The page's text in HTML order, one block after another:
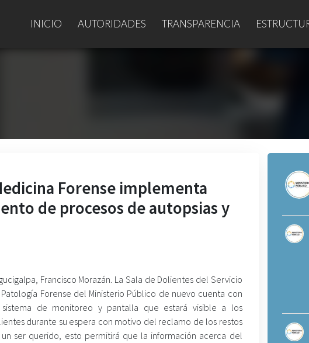
INICIO AUTORIDADES TRANSPARENCIA
Forense implementa
de procesos de autopsias y
Francisco Morazán. La Sala de Dolientes del Servicio
Forense del Ministerio Público de nuevo cuenta con
sistema de monitoreo y pantalla que estará visible a los
durante su espera con motivo del reclamo de los restos
ser querido, esto permitirá que la información acerca del